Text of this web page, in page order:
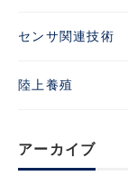
センサ関連技術
陸上養殖
アーカイブ